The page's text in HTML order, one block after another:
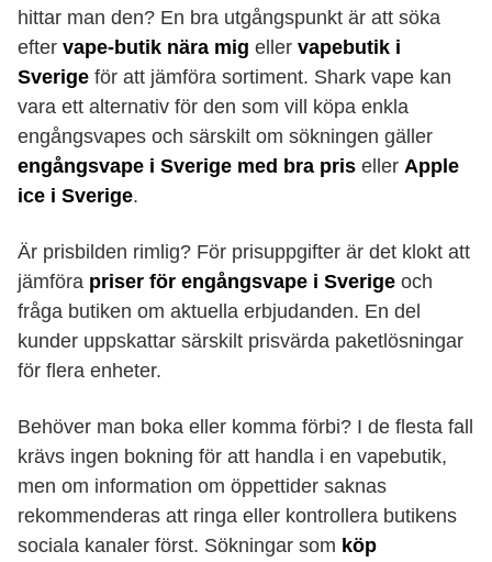
hittar man den? En bra utgångspunkt är att söka
efter vape-butik nära mig eller vapebutik i
Sverige för att jämföra sortiment. Shark vape kan
vara ett alternativ för den som vill köpa enkla
engångsvapes och särskilt om sökningen gäller
engångsvape i Sverige med bra pris eller Apple
ice i Sverige.
Är prisbilden rimlig? För prisuppgifter är det klokt att
jämföra priser för engångsvape i Sverige och
fråga butiken om aktuella erbjudanden. En del
kunder uppskattar särskilt prisvärda paketlösningar
för flera enheter.
Behöver man boka eller komma förbi? I de flesta fall
krävs ingen bokning för att handla i en vapebutik,
men om information om öppettider saknas
rekommenderas att ringa eller kontrollera butikens
sociala kanaler först. Sökningar som köp